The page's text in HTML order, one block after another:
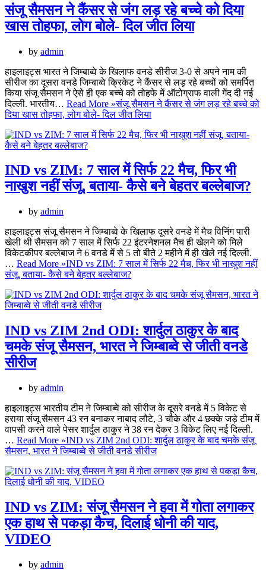
संजू सैमसन ने कैंसर से जंग लड़ रहे बच्चे को दिया
खास तोहफा, लोग बोले- दिल जीत लिया
by admin
हाइलाइट्स भारत ने जिम्बाब्वे के खिलाफ वनडे सीरीज 3-0 से अपने नाम की
सीरीज का दूसरा वनडे जिम्बाब्वे क्रिकेट ने कैंसर से लड़ रहे बच्चों को समर्पित
किया संजू सैमसन ने ऐसे ही एक बच्चे को तोहफे में ऑटोग्राफ वाली गेंद दी नई
दिल्ली. भारतीय… Read More »संजू सैमसन ने कैंसर से जंग लड़ रहे बच्चे को
दिया खास तोहफा, लोग बोले- दिल जीत लिया
IND vs ZIM: 7 साल में सिर्फ 22 मैच, फिर भी
नाखुश नहीं संजू, बताया- कैसे बने बेहतर बल्लेबाज?
by admin
हाइलाइट्स संजू सैमसन ने जिम्बाब्वे के खिलाफ दूसरे वनडे में मैच विनिंग पारी
खेली थी सैमसन को 7 साल में सिर्फ 22 इंटरनेशनल मैच ही खेलने को मिले
विकेटकीपर बल्लेबाज ने 6 वनडे में से 5 तो बीते 2 महीने में ही खेले नई दिल्ली.
… Read More »IND vs ZIM: 7 साल में सिर्फ 22 मैच, फिर भी नाखुश नहीं
संजू, बताया- कैसे बने बेहतर बल्लेबाज?
IND vs ZIM 2nd ODI: शार्दुल ठाकुर के बाद
चमके संजू सैमसन, भारत ने जिम्बाब्वे से जीती वनडे
सीरीज
by admin
हाइलाइट्स भारतीय टीम ने जिम्बाब्वे को सीरीज के दूसरे वनडे में 5 विकेट से
हराया संजू सैमसन 43 रन बनाकर नाबाद लौटे, 3 चौके और 4 छक्के जड़े टीम में
वापसी करने वाले पेसर शार्दुल ठाकुर ने 38 रन देकर 3 विकेट लिए नई दिल्ली.
… Read More »IND vs ZIM 2nd ODI: शार्दुल ठाकुर के बाद चमके संजू
सैमसन, भारत ने जिम्बाब्वे से जीती वनडे सीरीज
IND vs ZIM: संजू सैमसन ने हवा में गोता लगाकर
एक हाथ से पकड़ा कैच, दिलाई धोनी की याद,
VIDEO
by admin